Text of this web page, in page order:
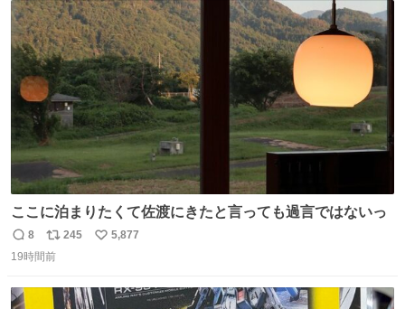
ト
数
数
ここに泊まりたくて佐渡にきたと言っても過言ではないっ
返
信
8
リ
ポ
ト
245
い
数
5,877
19時間前